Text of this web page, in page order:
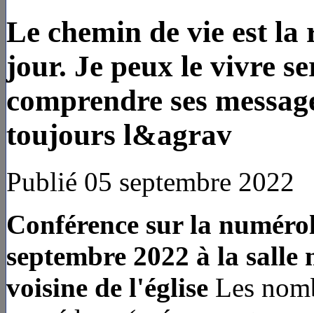
Le chemin de vie est la
jour. Je peux le vivre
comprendre ses
toujours l&agrav
Publié 05 septembre 2022
Conférence sur la
septembre 2022 à la
voisine de l'église Les